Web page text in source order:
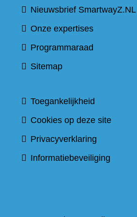
Nieuwsbrief SmartwayZ.NL
Onze expertises
Programmaraad
Sitemap
Toegankelijkheid
Cookies op deze site
Privacyverklaring
Informatiebeveiliging